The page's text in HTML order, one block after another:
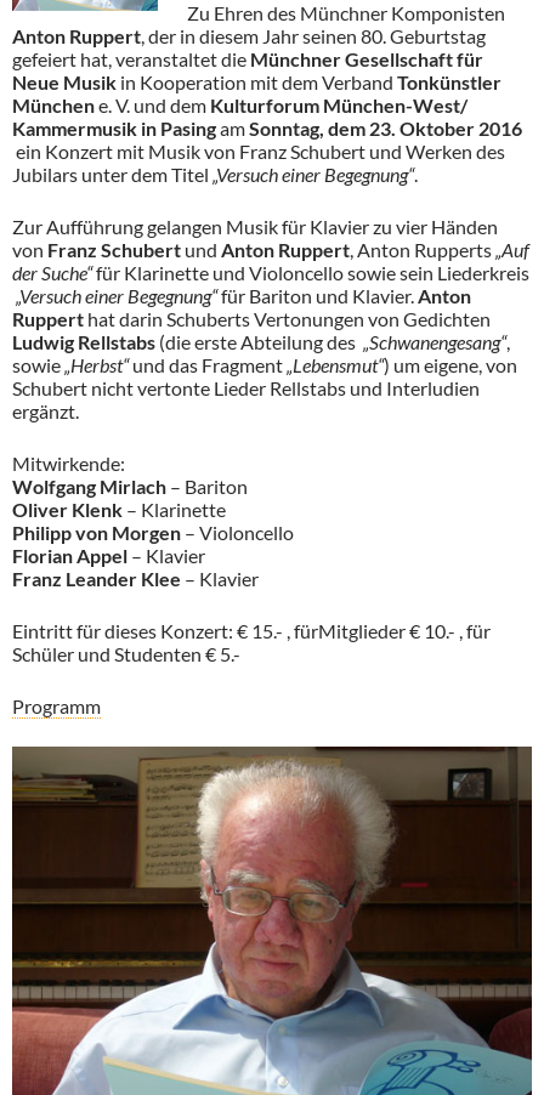
Zu Ehren des Münchner Komponisten
Anton Ruppert, der in diesem Jahr seinen 80. Geburtstag
gefeiert hat, veranstaltet die Münchner Gesellschaft für
Neue Musik in Kooperation mit dem Verband Tonkünstler
Münchene. V. und dem Kulturforum München-West/
Kammermusik in PasingamSonntag, dem 23. Oktober 2016
ein Konzert mit Musik von Franz Schubert und Werken des
Jubilars unter dem Titel „Versuch einer Begegnung“.
Zur Aufführung gelangen Musik für Klavier zu vier Händen
von Franz Schubert und Anton Ruppert, Anton Rupperts„Auf
der Suche“für Klarinette und Violoncello sowie sein Liederkreis
„Versuch einer Begegnung“für Bariton und Klavier.Anton
Ruppert hat darin Schuberts Vertonungen von Gedichten
Ludwig Rellstabs (die erste Abteilung des „Schwanengesang“,
sowie„Herbst“und das Fragment„Lebensmut“) um eigene, von
Schubert nicht vertonte Lieder Rellstabs und Interludien
ergänzt.
Mitwirkende:
Wolfgang Mirlach – Bariton
Oliver Klenk – Klarinette
Philipp von Morgen – Violoncello
Florian Appel – Klavier
Franz Leander Klee – Klavier
Eintritt für dieses Konzert: € 15.- , fürMitglieder € 10.- , für
Schüler und Studenten € 5.-
Programm